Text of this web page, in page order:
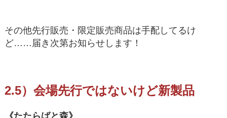
その他先行販売・限定販売商品は手配してるけ
ど……届き次第お知らせします！
2.5）会場先行ではないけど新製品
《たたらばと森》